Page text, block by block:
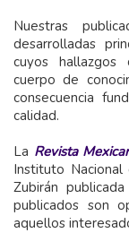
Nuestras
desarrolladas
cuyos
cuerpo de
consecuencia
calidad.
La Revista
Instituto Nacional
Zubirán
publicados son
aquellos